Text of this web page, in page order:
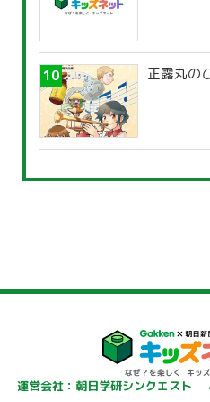
正露丸の
運営会社：朝日学研シンクエスト